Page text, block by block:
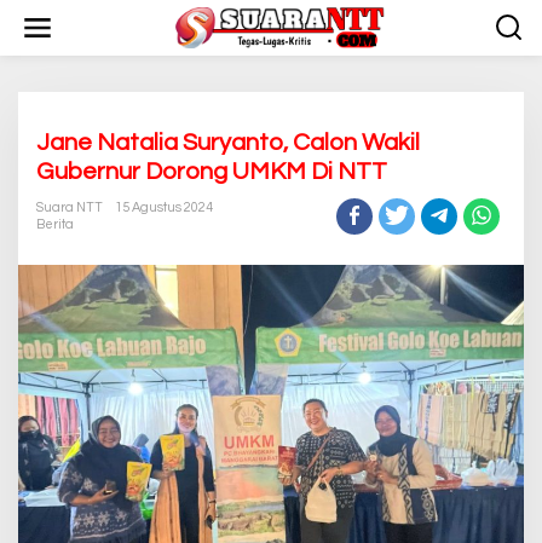
w
Jane Natalia Suryanto, Calon Wakil
Gubernur Dorong UMKM Di NTT
Suara NTT
15 Agustus 2024
Berita